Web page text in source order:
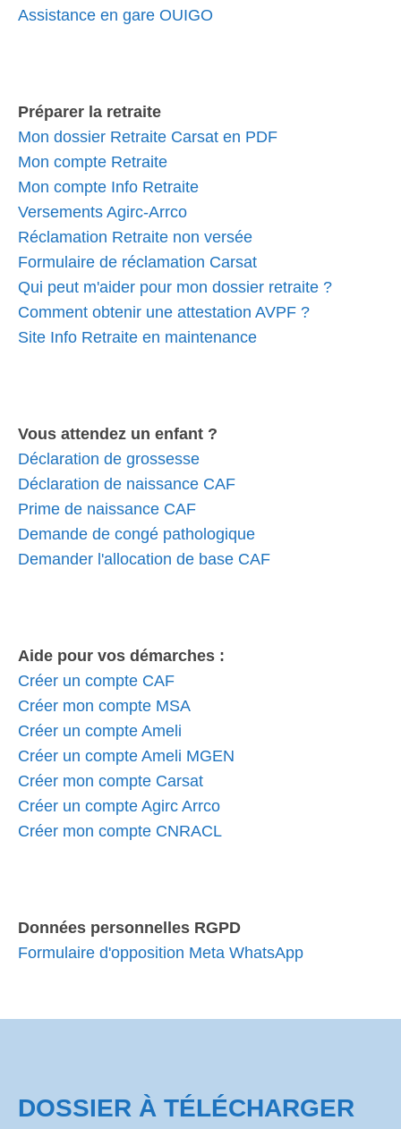
Assistance en gare OUIGO
Préparer la retraite
Mon dossier Retraite Carsat en PDF
Mon compte Retraite
Mon compte Info Retraite
Versements Agirc-Arrco
Réclamation Retraite non versée
Formulaire de réclamation Carsat
Qui peut m'aider pour mon dossier retraite ?
Comment obtenir une attestation AVPF ?
Site Info Retraite en maintenance
Vous attendez un enfant ?
Déclaration de grossesse
Déclaration de naissance CAF
Prime de naissance CAF
Demande de congé pathologique
Demander l'allocation de base CAF
Aide pour vos démarches :
Créer un compte CAF
Créer mon compte MSA
Créer un compte Ameli
Créer un compte Ameli MGEN
Créer mon compte Carsat
Créer un compte Agirc Arrco
Créer mon compte CNRACL
Données personnelles RGPD
Formulaire d'opposition Meta WhatsApp
DOSSIER À TÉLÉCHARGER